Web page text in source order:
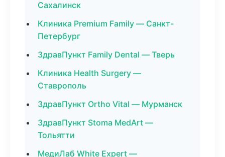
Сахалинск
Клиника Premium Family — Санкт-
Петербург
ЗдравПункт Family Dental — Тверь
Клиника Health Surgery —
Ставрополь
ЗдравПункт Ortho Vital — Мурманск
ЗдравПункт Stoma MedArt —
Тольятти
МедиЛаб White Expert —